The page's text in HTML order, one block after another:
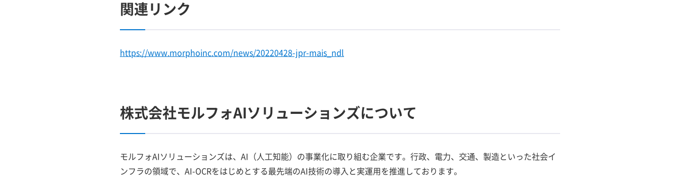
関連リンク
https://www.morphoinc.com/news/20220428-jpr-mais_ndl
株式会社モルフォAIソリューションズについて
モルフォAIソリューションズは、AI（人工知能）の事業化に取り組む企業です。行政、電力、交通、製造といった社会イ
ンフラの領域で、AI-OCRをはじめとする最先端のAI技術の導入と実運用を推進しております。